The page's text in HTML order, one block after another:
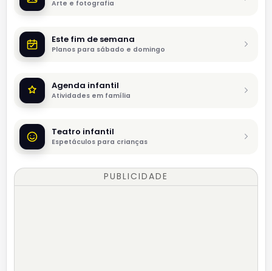
Arte e fotografia
Este fim de semana
Planos para sábado e domingo
Agenda infantil
Atividades em família
Teatro infantil
Espetáculos para crianças
PUBLICIDADE